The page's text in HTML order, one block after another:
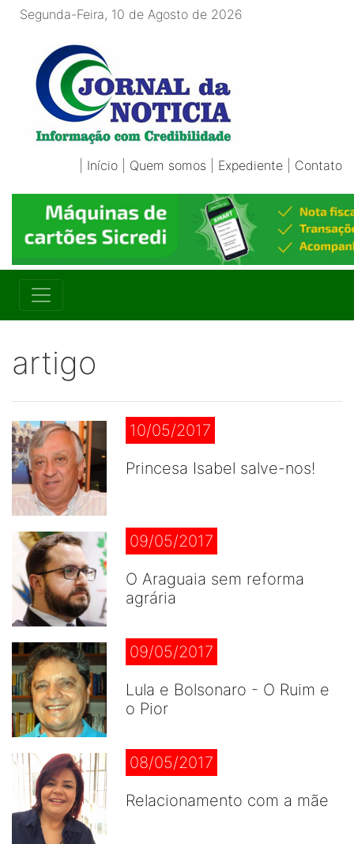
Segunda-Feira, 10 de Agosto de 2026
Início Quem somos Expediente Contato
artigo
10/05/2017
Princesa Isabel salve-nos!
09/05/2017
O Araguaia sem reforma
agrária
09/05/2017
Lula e Bolsonaro - O Ruim e
o Pior
08/05/2017
Relacionamento com a mãe